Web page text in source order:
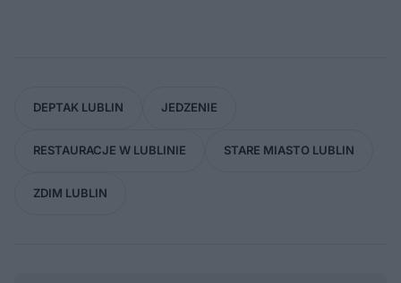
DEPTAK LUBLIN JEDZENIE
RESTAURACJE W LUBLINIE STARE MIASTO LUBLIN
ZDIM LUBLIN